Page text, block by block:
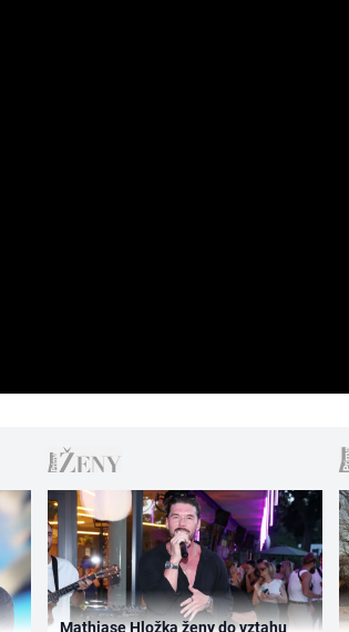
Mathiase Hložka ženy do vztahu